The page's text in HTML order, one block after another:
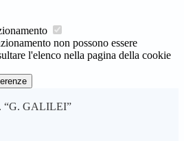
non possono essere
l'elenco nella pagina della cookie
“G. GALILEI”